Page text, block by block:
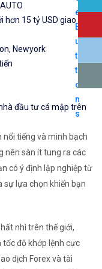
hơn 15 tỷ USD giao
Newyork
đầu tư cá mập trên
nổi tiếng và minh bạch
nên sàn ít tung ra các
có ý định lập nghiệp từ
sự lựa chọn khiến bạn
nhì trên thế giới,
tốc độ khớp lệnh cực
dịch Forex và tài